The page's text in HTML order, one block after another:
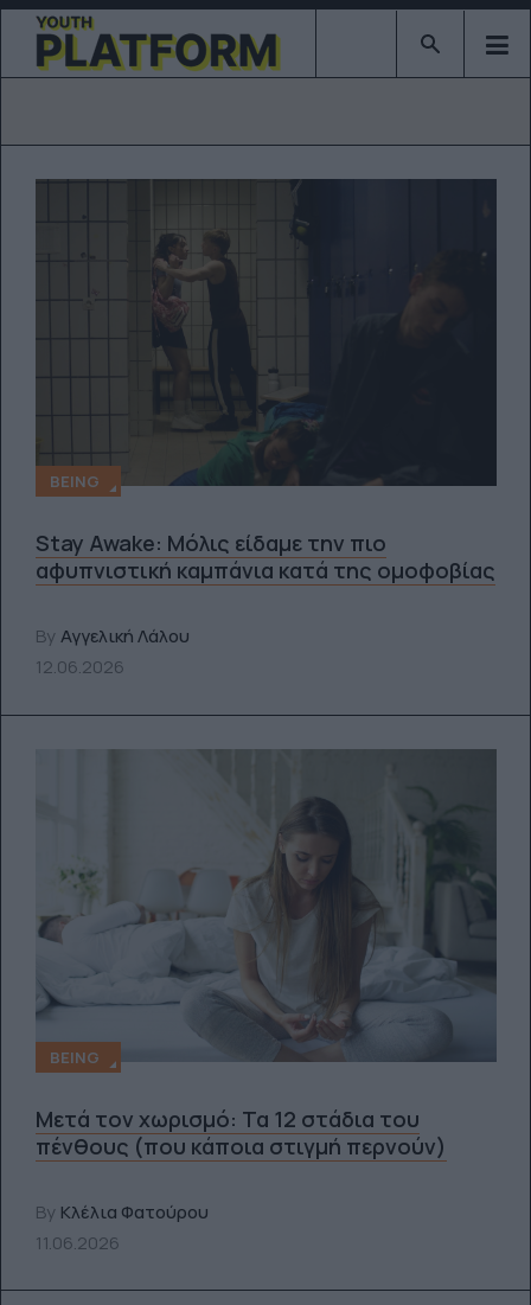
Type 2 or
BEING
Stay Awake: Μόλις είδαμε την πιο
αφυπνιστική καμπάνια κατά της ομοφοβίας
By Αγγελική Λάλου
12.06.2026
BEING
Μετά τον χωρισμό: Τα 12 στάδια του
πένθους (που κάποια στιγμή περνούν)
By Κλέλια Φατούρου
11.06.2026